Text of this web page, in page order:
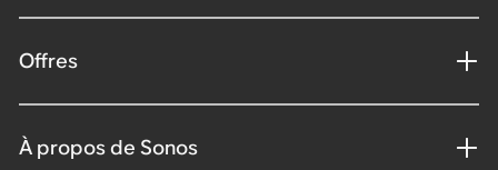
Offres
À propos de Sonos